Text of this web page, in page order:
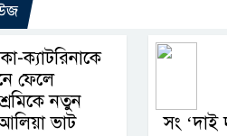
ক্যাটরিনাকে
ফেলে
নতুন
ভাট
সং ‘দাই